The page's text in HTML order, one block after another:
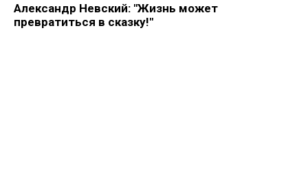
Александр Невский: "Жизнь может
превратиться в сказку!"